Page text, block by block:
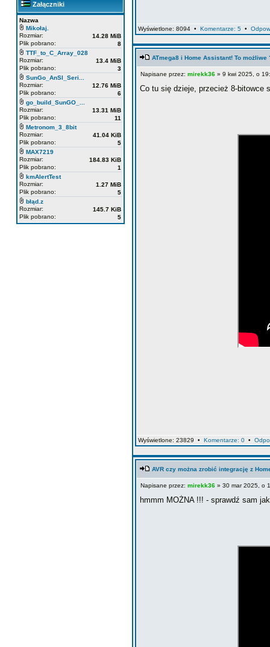
Załączniki
Nazwa
Mikołaj.
Rozmiar:
14.28 MiB
Plik pobrano:
8
TTF_to_C_Array_028
Rozmiar:
13.4 MiB
Plik pobrano:
3
SunGo_AnSI_Seri...
Rozmiar:
12.76 MiB
Plik pobrano:
6
go_build_SunGO_...
Rozmiar:
13.31 MiB
Plik pobrano:
11
Metronom_3_8bit
Rozmiar:
41.04 KiB
Plik pobrano:
5
MAX7219
Rozmiar:
184.83 KiB
Plik pobrano:
1
kmAlertTest
Rozmiar:
1.27 MiB
Plik pobrano:
5
błąd.z
Rozmiar:
145.7 KiB
Plik pobrano:
5
Wyświetlone: 8094 • Komentarze: 5 •
ATmega8 i Home Assistant! To możliwe
Napisane przez: mirekk36 » 9 kwi 2025, o
Co tu się dzieje, przecież 8-bitowce
Wyświetlone: 23829 • Komentarze: 0 •
AVR czy można zrobić integrację z
Napisane przez: mirekk36 » 30 mar 2025, o
hmmm MOŻNA !!! - sprawdź sam